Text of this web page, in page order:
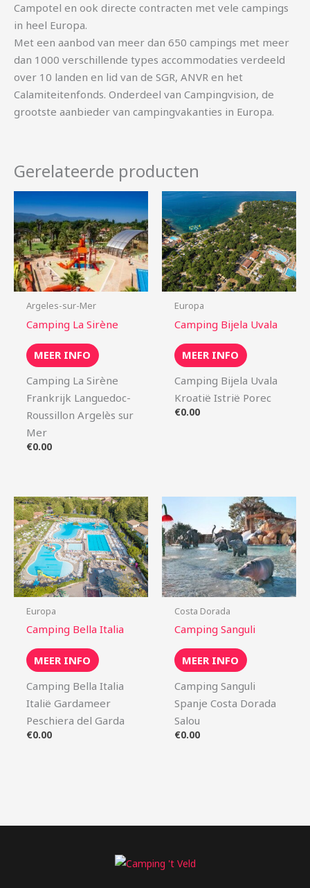
Campotel en ook directe contracten met vele campings
in heel Europa.
Met een aanbod van meer dan 650 campings met meer
dan 1000 verschillende types accommodaties verdeeld
over 10 landen en lid van de SGR, ANVR en het
Calamiteitenfonds. Onderdeel van Campingvision, de
grootste aanbieder van campingvakanties in Europa.
Gerelateerde producten
Argeles-sur-Mer
Camping La Sirène
MEER INFO
Camping La Sirène
Frankrijk Languedoc-
Roussillon Argelès sur
Mer
€0.00
Europa
Camping Bijela Uvala
MEER INFO
Camping Bijela Uvala
Kroatië Istrië Porec
€0.00
Europa
Camping Bella Italia
MEER INFO
Camping Bella Italia
Italië Gardameer
Peschiera del Garda
€0.00
Costa Dorada
Camping Sanguli
MEER INFO
Camping Sanguli
Spanje Costa Dorada
Salou
€0.00